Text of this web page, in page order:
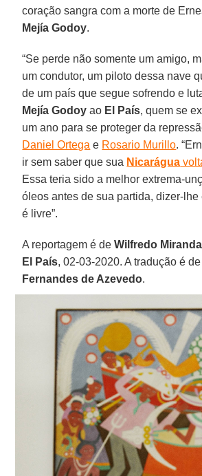
coração sangra com a morte de
Mejía Godoy.
“Se perde não somente um amigo,
um condutor, um piloto dessa nave
de um país que segue sofrendo e
Mejía Godoy ao El País, quem se
um ano para se proteger da
Daniel Ortega e Rosario Murillo.
ir sem saber que sua Nicarágua
Essa teria sido a melhor extrema-
óleos antes de sua partida, dizer-lhe
é livre”.
A reportagem é deWilfredo Miranda
El País, 02-03-2020. A tradução é
Fernandes de Azevedo.